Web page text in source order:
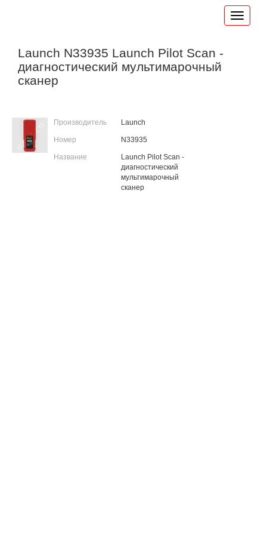
Launch N33935 Launch Pilot Scan -
диагностический мультимарочный
сканер
Производитель Launch
Номер N33935
Название
Launch Pilot Scan -
диагностический
мультимарочный
сканер